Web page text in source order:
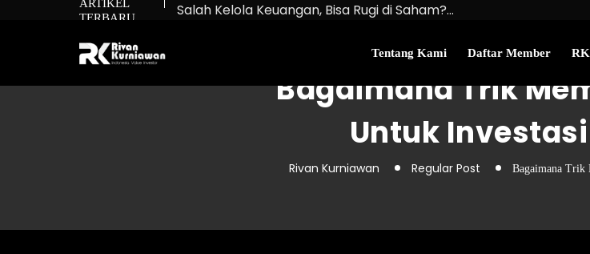
ARTIKEL
TERBARU
Salah Kelola Keuangan, Bisa Rugi di Saham?…
Bukan Cuma Beli Saham: Manajemen Uang Perlu…
Tentang Kami Daftar Member
Bagaimana Trik
Untuk
Rivan Kurniawan Regular Post Bagaimana Trik